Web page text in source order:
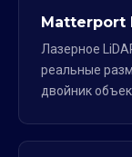
Matterport
Лазерное
реальные
двойник